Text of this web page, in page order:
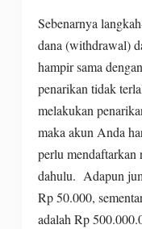
Sebenarnya
dana (withdrawal)
hampir sama
penarikan tidak
melakukan
maka akun Anda
perlu
dahulu. Adapun
Rp 50.000,
adalah Rp